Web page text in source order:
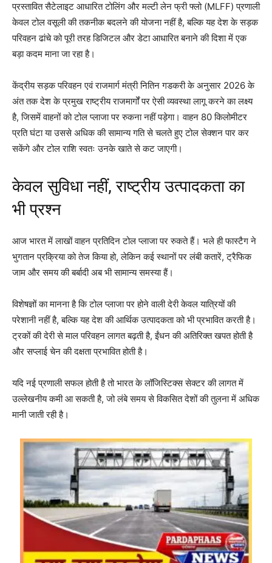
प्रस्तावित सैटेलाइट आधारित टोलिंग और मल्टी लेन फ्री फ्लो (MLFF) प्रणाली
केवल टोल वसूली की तकनीक बदलने की योजना नहीं है, बल्कि यह देश के सड़क
परिवहन ढांचे को पूरी तरह डिजिटल और डेटा आधारित बनाने की दिशा में एक
बड़ा कदम माना जा रहा है।
केंद्रीय सड़क परिवहन एवं राजमार्ग मंत्री नितिन गडकरी के अनुसार 2026 के
अंत तक देश के प्रमुख राष्ट्रीय राजमार्गों पर ऐसी व्यवस्था लागू करने का लक्ष्य
है, जिसमें वाहनों को टोल प्लाजा पर रुकना नहीं पड़ेगा। वाहन 80 किलोमीटर
प्रति घंटा या उससे अधिक की सामान्य गति से चलते हुए टोल सेक्शन पार कर
सकेंगे और टोल राशि स्वतः उनके खाते से कट जाएगी।
केवल सुविधा नहीं, राष्ट्रीय उत्पादकता का
भी प्रश्न
आज भारत में लाखों वाहन प्रतिदिन टोल प्लाजा पर रुकते हैं। भले ही फास्टैग ने
भुगतान प्रक्रिया को तेज किया हो, लेकिन कई स्थानों पर लंबी कतारें, ट्रैफिक
जाम और समय की बर्बादी अब भी सामान्य समस्या हैं।
विशेषज्ञों का मानना है कि टोल प्लाजा पर होने वाली देरी केवल यात्रियों की
परेशानी नहीं है, बल्कि यह देश की आर्थिक उत्पादकता को भी प्रभावित करती है।
ट्रकों की देरी से माल परिवहन लागत बढ़ती है, ईंधन की अतिरिक्त खपत होती है
और सप्लाई चेन की दक्षता प्रभावित होती है।
यदि नई प्रणाली सफल होती है तो भारत के लॉजिस्टिक्स सेक्टर की लागत में
उल्लेखनीय कमी आ सकती है, जो लंबे समय से विकसित देशों की तुलना में अधिक
मानी जाती रही है।